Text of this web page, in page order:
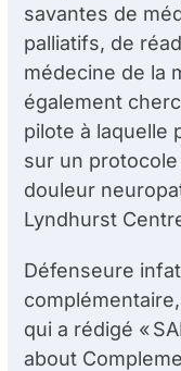
savantes de
palliatifs, de
médecine de la
également
pilote à laquelle
sur un protocole
douleur
Lyndhurst
Défenseure
qui a rédigé «
about